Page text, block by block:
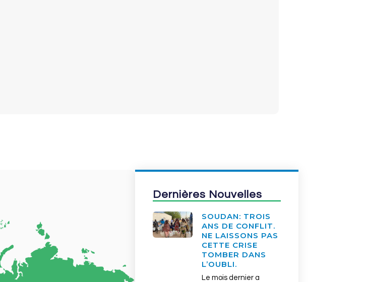
Dernières Nouvelles
SOUDAN: TROIS
ANS DE CONFLIT.
NE LAISSONS PAS
CETTE CRISE
TOMBER DANS
L’OUBLI.
Le mois dernier a